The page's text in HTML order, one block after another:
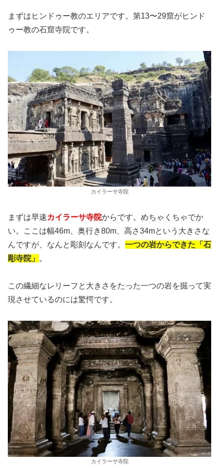
まずはヒンドゥー教のエリアです。第13〜29窟がヒンド
ゥー教の石窟寺院です。
カイラーサ寺院
まずは早速カイラーサ寺院からです。めちゃくちゃでか
い。ここは幅46m、奥行き80m、高さ34mという大きさな
んですが、なんと彫刻なんです。 一つの岩からできた「石
彫寺院」
。
この繊細なレリーフと大きさをたった一つの岩を掘って実
現させているのには驚愕です。
カイラーサ寺院